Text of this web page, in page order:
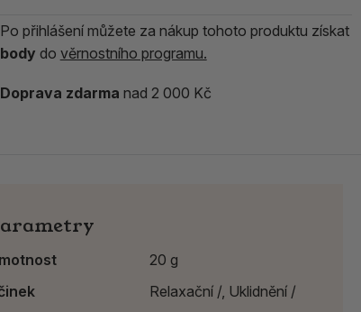
Po přihlášení můžete za nákup tohoto produktu získat
body do věrnostního programu.
Doprava zdarma nad 2 000 Kč
20 g
Relaxační /, Uklidnění /